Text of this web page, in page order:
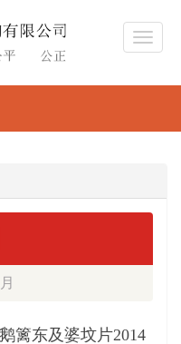
篱东及婆坟片2014